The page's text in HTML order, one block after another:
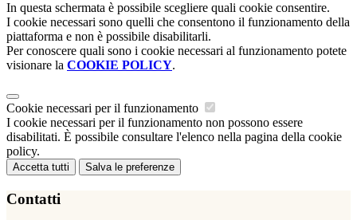
In questa schermata è possibile scegliere quali cookie consentire.
I cookie necessari sono quelli che consentono il funzionamento della
piattaforma e non è possibile disabilitarli.
Per conoscere quali sono i cookie necessari al funzionamento potete
visionare la COOKIE POLICY.
Cookie necessari per il funzionamento
I cookie necessari per il funzionamento non possono essere
disabilitati. È possibile consultare l'elenco nella pagina della cookie
policy.
Accetta tutti Salva le preferenze
Contatti